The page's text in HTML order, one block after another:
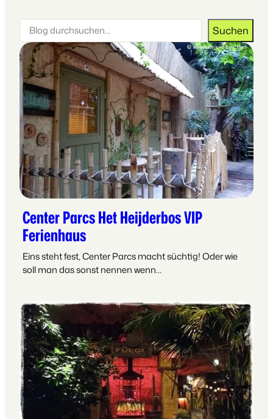
Suchen Suchen
Center Parcs Het Heijderbos VIP
Ferienhaus
Eins steht fest, Center Parcs macht süchtig! Oder wie
soll man das sonst nennen wenn…